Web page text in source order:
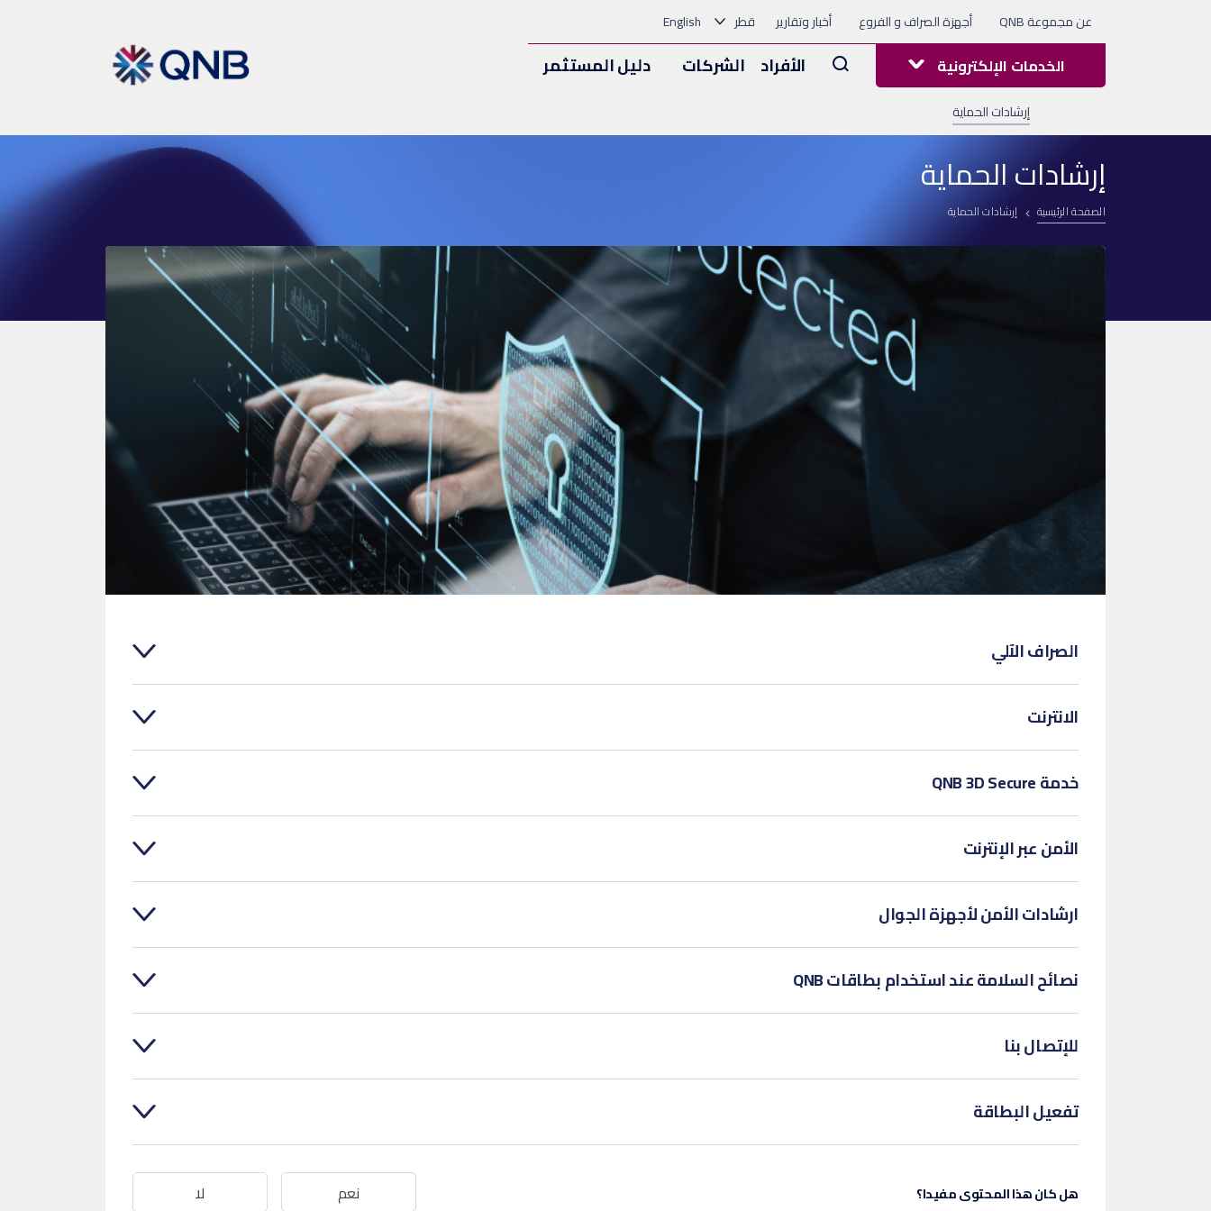
عن مجموعة QNB أجهزة الصراف و الفروع أخبار وتقارير قطر English
الأفراد الشركات دليل المستثمر Arama الخدمات الإلكترونية
إرشادات الحماية
إرشادات الحماية
الصفحة الرئيسية إرشادات الحماية
الصراف الآلي
الانترنت
خدمة QNB 3D Secure
الأمن عبر الإنترنت
ارشادات الأمن لأجهزة الجوال
نصائح السلامة عند استخدام بطاقات QNB
للإتصال بنا
تفعيل البطاقة
هل كان هذا المحتوى مفيدا؟ نعم لا